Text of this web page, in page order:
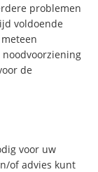
problemen
voldoende
de
voor uw
of advies kunt